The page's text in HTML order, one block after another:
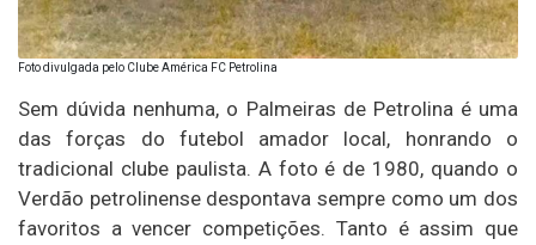
Foto divulgada pelo Clube América FC Petrolina
Sem dúvida nenhuma, o Palmeiras de Petrolina é uma
das forças do futebol amador local, honrando o
tradicional clube paulista. A foto é de 1980, quando o
Verdão petrolinense despontava sempre como um dos
favoritos a vencer competições. Tanto é assim que